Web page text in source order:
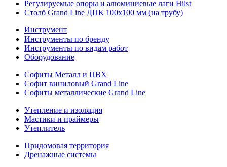
Регулируемые опоры и алюминиевые лаги Hilst
Столб Grand Line ДПК 100х100 мм (на трубу)
Инструмент
Инструменты по бренду
Инструменты по видам работ
Оборудование
Софиты Металл и ПВХ
Софит виниловый Grand Line
Софиты металлические Grand Line
Утепление и изоляция
Мастики и праймеры
Утеплитель
Придомовая территория
Дренажные системы